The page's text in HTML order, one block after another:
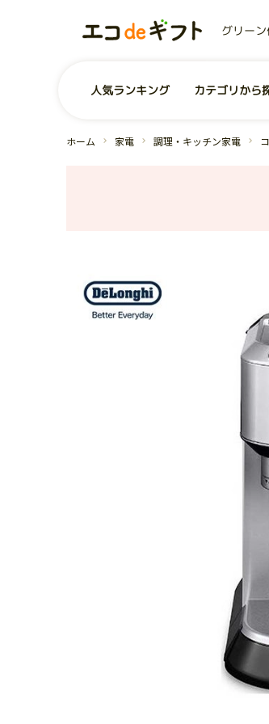
グリー
0
ユーザー
お気に入り商品
商品を探す
人気ランキング カテゴリから
ホーム 家電 調理・キッチン家電